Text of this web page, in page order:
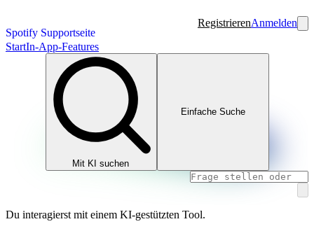
Spotify Supportseite
RegistrierenAnmelden
StartIn-App-Features
Mit KI suchen
Einfache Suche
Du interagierst mit einem KI-gestützten Tool.